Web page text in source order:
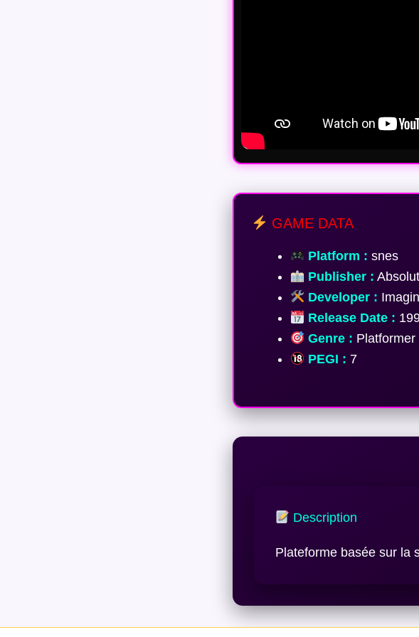
GAME DATA
Platform : snes
Publisher :
Developer :
Release Date :
Genre : Platformer
PEGI : 7
Description
Plateforme basée sur la